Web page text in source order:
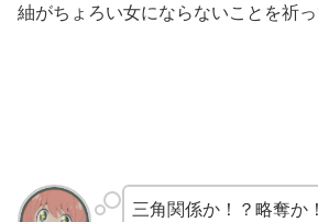
紬がちょろい女にならないことを祈っ
三角関係か！？略奪か